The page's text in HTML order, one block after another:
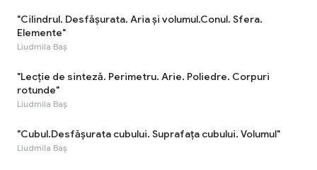
"Cilindrul. Desfășurata. Aria și volumul.Conul. Sfera.
Elemente"
Liudmila Baș
"Lecție de sinteză. Perimetru. Arie. Poliedre. Corpuri
rotunde"
Liudmila Baș
"Cubul.Desfășurata cubului. Suprafața cubului. Volumul"
Liudmila Baș